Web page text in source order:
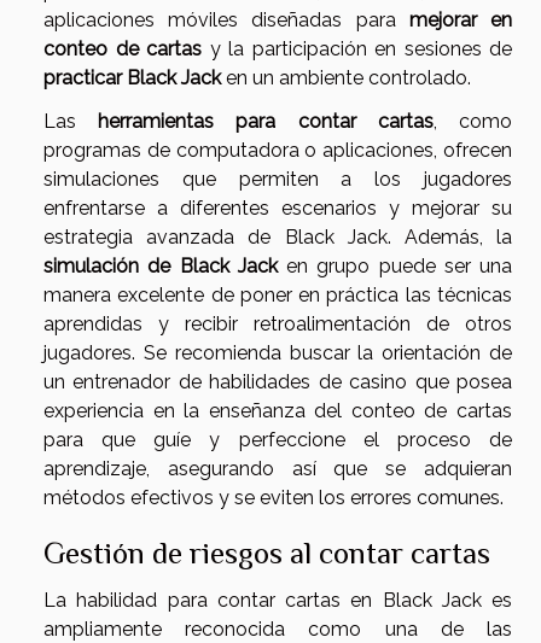
aplicaciones móviles diseñadas para mejorar en
conteo de cartas y la participación en sesiones de
practicar Black Jacken un ambiente controlado.
Las herramientas para contar cartas, como
programas de computadora o aplicaciones, ofrecen
simulaciones que permiten a los jugadores
enfrentarse a diferentes escenarios y mejorar su
estrategia avanzada de Black Jack. Además, la
simulación de Black Jacken grupo puede ser una
manera excelente de poner en práctica las técnicas
aprendidas y recibir retroalimentación de otros
jugadores. Se recomienda buscar la orientación de
un entrenador de habilidades de casino que posea
experiencia en la enseñanza del conteo de cartas
para que guíe y perfeccione el proceso de
aprendizaje, asegurando así que se adquieran
métodos efectivos y se eviten los errores comunes.
Gestión de riesgos al contar cartas
La habilidad para contar cartas en Black Jack es
ampliamente reconocida como una de las